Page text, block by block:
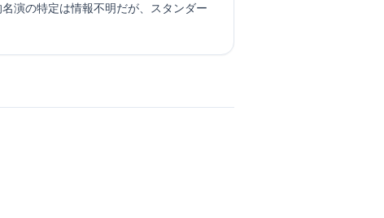
演の特定は情報不明だが、スタンダー